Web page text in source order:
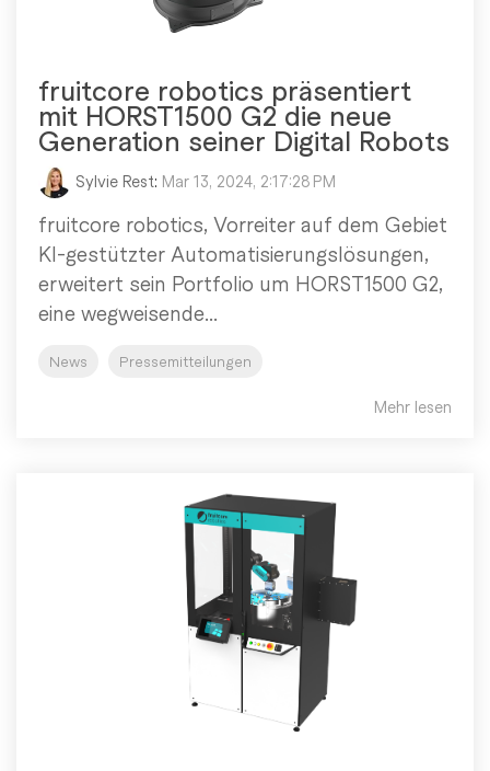
fruitcore robotics präsentiert
mit HORST1500 G2 die neue
Generation seiner Digital Robots
Sylvie Rest: Mar 13, 2024, 2:17:28 PM
fruitcore robotics, Vorreiter auf dem Gebiet
KI-gestützter Automatisierungslösungen,
erweitert sein Portfolio um HORST1500 G2,
eine wegweisende...
News Pressemitteilungen
Mehr lesen